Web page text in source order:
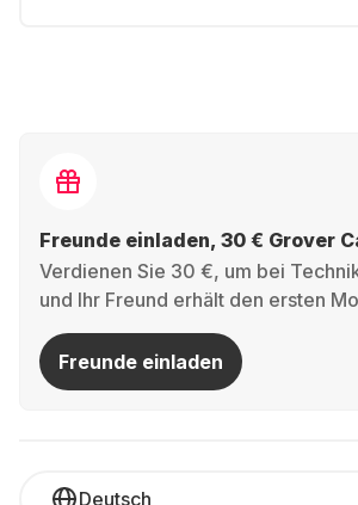
Freunde einladen, 30 € Grover
Verdienen Sie 30 €, um bei
und Ihr Freund erhält den ersten
Freunde einladen
Deutsch